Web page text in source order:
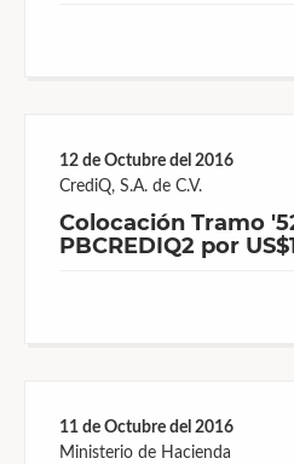
12 de Octubre del 2016
CrediQ, S.A. de C.V.
Colocación Tramo
PBCREDIQ2 por
11 de Octubre del 2016
Ministerio de Hacienda